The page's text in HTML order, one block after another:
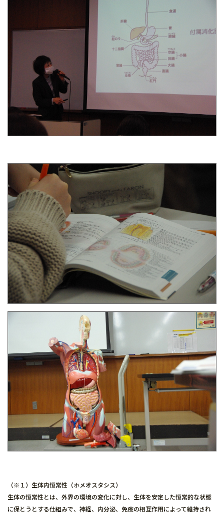
（※１）生体内恒常性（ホメオスタシス）
生体の恒常性とは、外界の環境の変化に対し、生体を安定した恒常的な状態
に保とうとする仕組みで、神経、内分泌、免疫の相互作用によって維持され